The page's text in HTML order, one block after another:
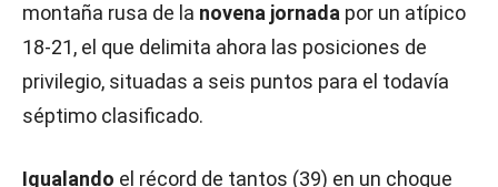
montaña rusa de la novena jornada por un atípico
18-21, el que delimita ahora las posiciones de
privilegio, situadas a seis puntos para el todavía
séptimo clasificado.
Igualando el récord de tantos (39) en un choque